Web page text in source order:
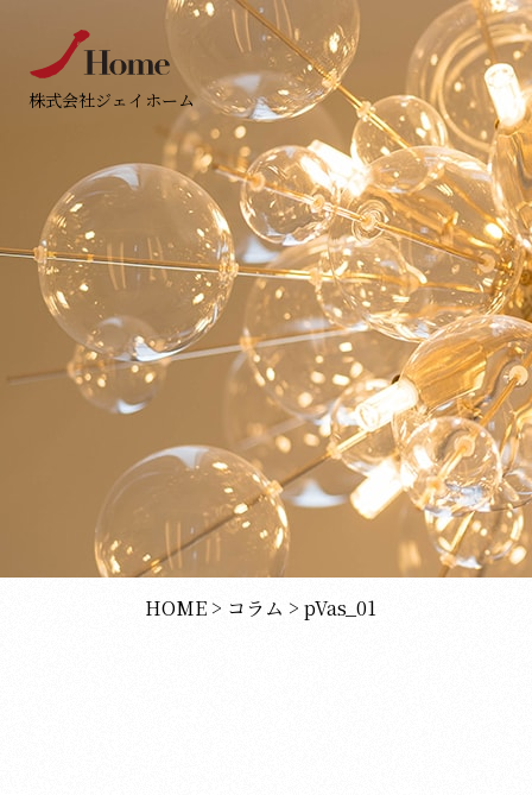
株式会社ジェイホーム
HOME > コラム > pVas_01